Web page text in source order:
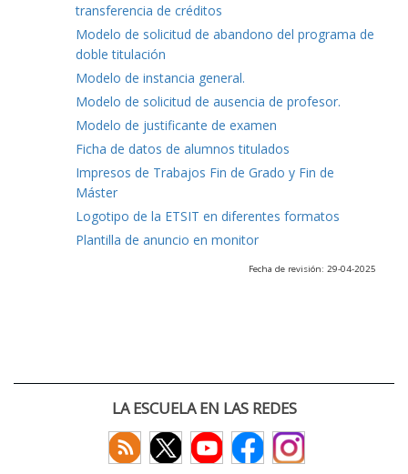
transferencia de créditos
Modelo de solicitud de abandono del programa de
doble titulación
Modelo de instancia general.
Modelo de solicitud de ausencia de profesor.
Modelo de justificante de examen
Ficha de datos de alumnos titulados
Impresos de Trabajos Fin de Grado y Fin de
Máster
Logotipo de la ETSIT en diferentes formatos
Plantilla de anuncio en monitor
Fecha de revisión: 29-04-2025
LA ESCUELA EN LAS REDES